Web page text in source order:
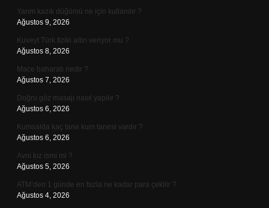
Yarım kazık düğümü ne için kullanılır ?
Ağustos 9, 2026
Kuveyt Türk fiziki altın veriyor mu ?
Ağustos 8, 2026
Mace baharatı nedir ?
Ağustos 7, 2026
Doğru göz masajı nasıl yapılır ?
Ağustos 6, 2026
Kumsalda kaç tane kum tanesi vardır ?
Ağustos 6, 2026
Avni kız ismi mi ?
Ağustos 5, 2026
ATM’den 1 günde en fazla ne kadar para çekilir ?
Ağustos 4, 2026